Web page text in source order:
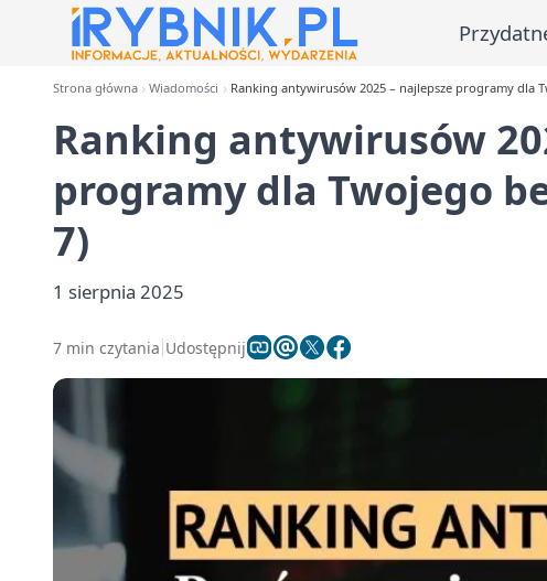
Strona główna Wiadomości Ranking antywirusów 2025 – najlepsze programy dla
Ranking antywirusów
programy dla Twojego
7)
1 sierpnia 2025
7 min czytania Udostępnij